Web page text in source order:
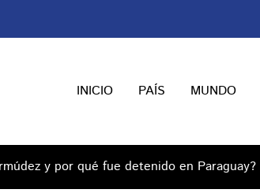
INICIO PAÍS MUNDO
y por qué fue detenido en Paraguay?